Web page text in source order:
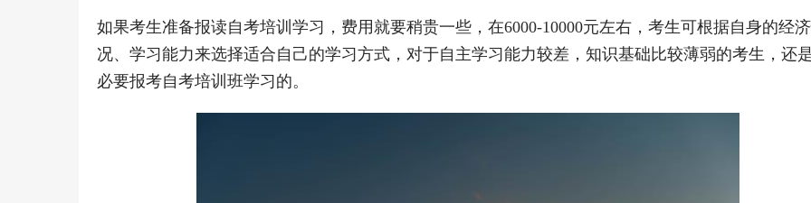
如果考生准备报读自考培训学习，费用就要稍贵一些，在6000-10000元左右，考生可根据自身的经
况、学习能力来选择适合自己的学习方式，对于自主学习能力较差，知识基础比较薄弱的考生，还
必要报考自考培训班学习的。